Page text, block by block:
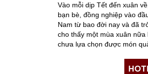
Vào mỗi dịp Tết đến xuân
bạn bè, đồng nghiệp vào
Nam từ bao đời nay và đã
cho thấy một mùa xuân
chưa lựa chọn được món